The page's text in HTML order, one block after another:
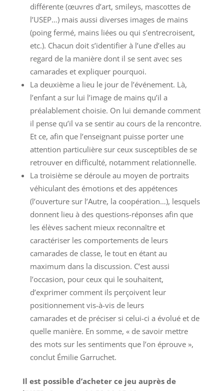
différente (œuvres d’art, smileys, mascottes de
l’USEP…) mais aussi diverses images de mains
(poing fermé, mains liées ou qui s’entrecroisent,
etc.). Chacun doit s’identifier à l’une d’elles au
regard de la manière dont il se sent avec ses
camarades et expliquer pourquoi.
La deuxième a lieu le jour de l’événement. Là,
l’enfant a sur lui l’image de mains qu’il a
préalablement choisie. On lui demande comment
il pense qu’il va se sentir au cours de la rencontre.
Et ce, afin que l’enseignant puisse porter une
attention particulière sur ceux susceptibles de se
retrouver en difficulté, notamment relationnelle.
La troisième se déroule au moyen de portraits
véhiculant des émotions et des appétences
(l’ouverture sur l’Autre, la coopération…), lesquels
donnent lieu à des questions-réponses afin que
les élèves sachent mieux reconnaître et
caractériser les comportements de leurs
camarades de classe, le tout en étant au
maximum dans la discussion. C’est aussi
l’occasion, pour ceux qui le souhaitent,
d’exprimer comment ils perçoivent leur
positionnement vis-à-vis de leurs
camarades et de préciser si celui-ci a évolué et de
quelle manière. En somme, « de savoir mettre
des mots sur les sentiments que l’on éprouve »,
conclut Émilie Garruchet.
Il est possible d’acheter ce jeu auprès de